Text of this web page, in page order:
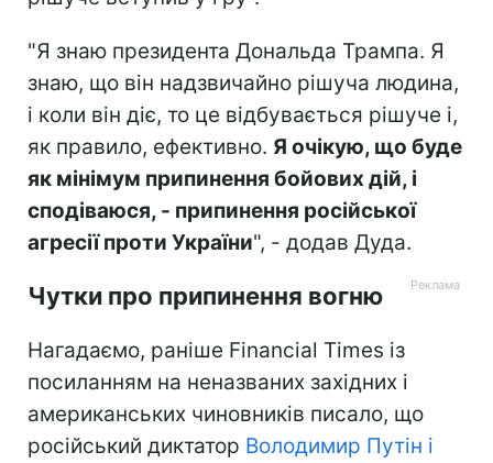
"Я знаю президента Дональда Трампа. Я
знаю, що він надзвичайно рішуча людина,
і коли він діє, то це відбувається рішуче і,
як правило, ефективно. Я очікую, що буде
як мінімум припинення бойових дій, і
сподіваюся, - припинення російської
агресії проти України", - додав Дуда.
Чутки про припинення вогню
Нагадаємо, раніше Financial Times із
посиланням на неназваних західних і
американських чиновників писало, що
російський диктатор Володимир Путін і